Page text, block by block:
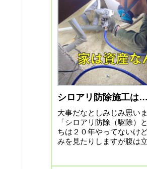
シロアリ防除施工は…
大事だなとしみじみ思い
「シロアリ防除（駆除）
ちは２０年やってないけ
みを見たりしますが腹は
は何年も同じ問答を繰り